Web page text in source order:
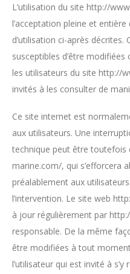
L’utilisation du site http://
l’acceptation pleine et
d’utilisation ci-après décrites.
susceptibles d’être
les utilisateurs du site http://
invités à les consulter de
Ce site internet est
aux utilisateurs. Une
technique peut être toutefois
marine.com/, qui s’efforcera
préalablement aux
l’intervention. Le site web
à jour régulièrement par
responsable. De la même
être modifiées à tout
l’utilisateur qui est invité à